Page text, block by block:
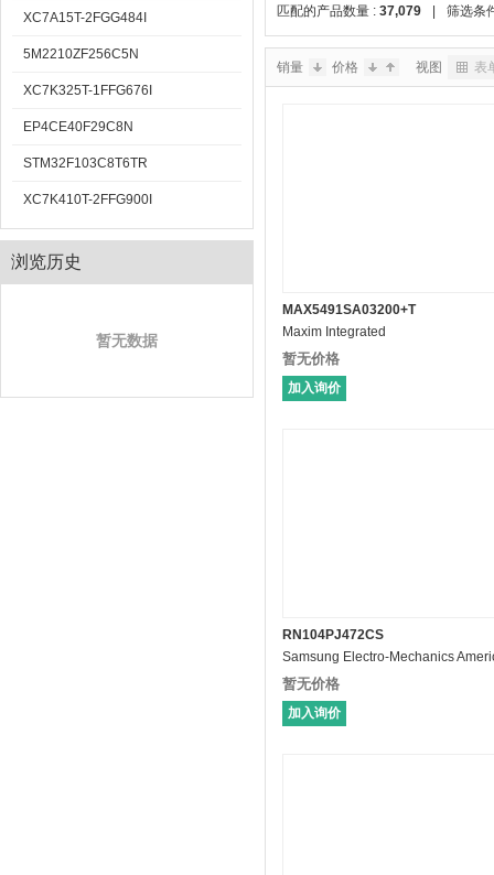
XC7A15T-2FGG484I
5M2210ZF256C5N
XC7K325T-1FFG676I
EP4CE40F29C8N
STM32F103C8T6TR
XC7K410T-2FFG900I
浏览历史
暂无数据
匹配的产品数量 : 37,079 筛选条
销量 价格 视图 表
MAX5491SA03200+T
Maxim Integrated
暂无价格
加入询价
RN104PJ472CS
暂无价格
加入询价